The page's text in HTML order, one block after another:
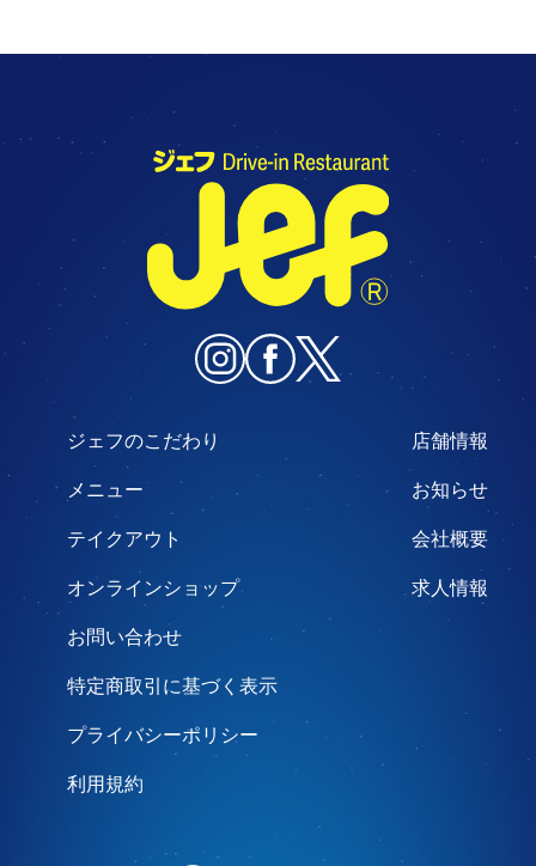
ジェフのこだわり
メニュー
テイクアウト
オンラインショップ
店舗情報
お知らせ
会社概要
求人情報
お問い合わせ
特定商取引に基づく表示
プライバシーポリシー
利用規約